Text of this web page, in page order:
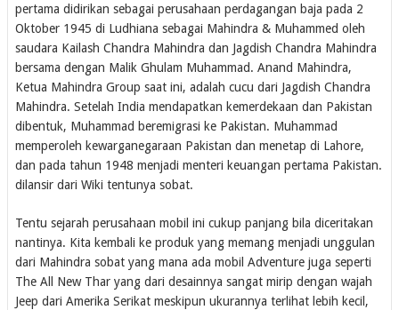
pertama didirikan sebagai perusahaan perdagangan baja pada 2
Oktober 1945 di Ludhiana sebagai Mahindra & Muhammed oleh
saudara Kailash Chandra Mahindra dan Jagdish Chandra Mahindra
bersama dengan Malik Ghulam Muhammad. Anand Mahindra,
Ketua Mahindra Group saat ini, adalah cucu dari Jagdish Chandra
Mahindra. Setelah India mendapatkan kemerdekaan dan Pakistan
dibentuk, Muhammad beremigrasi ke Pakistan. Muhammad
memperoleh kewarganegaraan Pakistan dan menetap di Lahore,
dan pada tahun 1948 menjadi menteri keuangan pertama Pakistan.
dilansir dari Wiki tentunya sobat.
Tentu sejarah perusahaan mobil ini cukup panjang bila diceritakan
nantinya. Kita kembali ke produk yang memang menjadi unggulan
dari Mahindra sobat yang mana ada mobil Adventure juga seperti
The All New Thar yang dari desainnya sangat mirip dengan wajah
Jeep dari Amerika Serikat meskipun ukurannya terlihat lebih kecil,